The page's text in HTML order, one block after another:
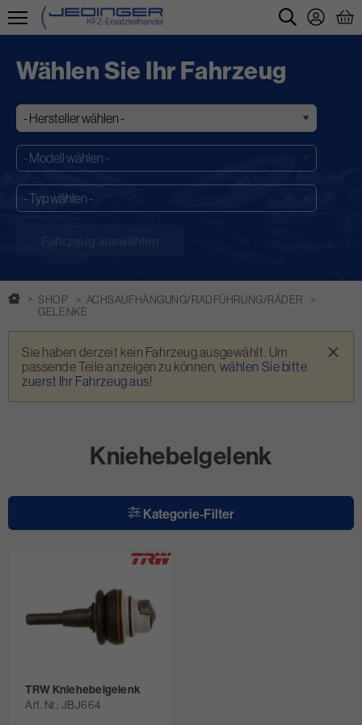
Direkt
Inhalt
Wählen Sie Ihr Fahrzeug
SHOP
ACHSAUFHÄNGUNG/RADFÜHRUNG/RÄDER
GELENKE
Warnmeldung
Sie haben derzeit kein Fahrzeug ausgewählt. Um
passende Teile anzeigen zu können, wählen Sie bitte
zuerst Ihr Fahrzeug aus!
×
Kniehebelgelenk
Kategorie-Filter
TRW Kniehebelgelenk
Art. Nr. JBJ664